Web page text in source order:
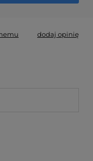
dodaj opinię